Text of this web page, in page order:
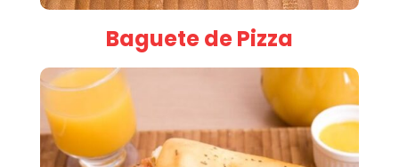
Baguete de Pizza